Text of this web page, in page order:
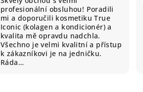
profesionální obsluhou! Poradili
mi a doporučili kosmetiku True
Iconic (kolagen a kondicionér) a
kvalita mě opravdu nadchla.
Všechno je velmi kvalitní a přístup
k zákazníkovi je na jedničku.
Ráda…